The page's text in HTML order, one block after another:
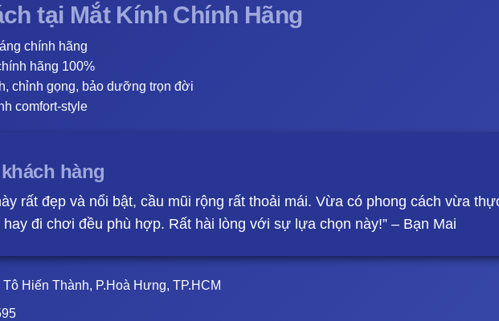
tại Mắt Kính Chính Hãng
chính hãng
hãng 100%
chỉnh gọng, bảo dưỡng trọn đời
comfort-style
hàng
rất đẹp và nổi bật, cầu mũi rộng rất thoải mái. Vừa có phong cách vừa
đi chơi đều phù hợp. Rất hài lòng với sự lựa chọn này!” – Bạn Mai
Hiến Thành, P.Hoà Hưng, TP.HCM